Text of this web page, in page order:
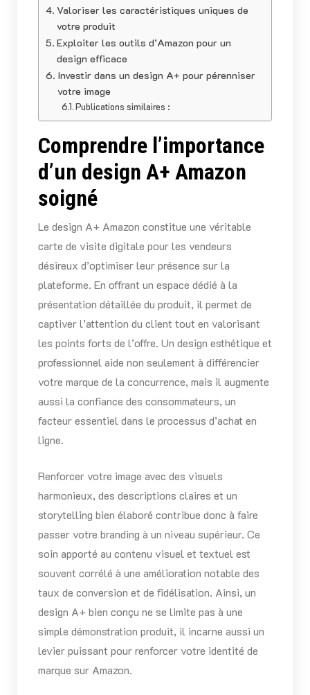
Valoriser les caractéristiques uniques de
votre produit
Exploiter les outils d’Amazon pour un
design efficace
Investir dans un design A+ pour pérenniser
votre image
Publications similaires :
Comprendre l’importance
d’un design A+ Amazon
soigné
Le design A+ Amazon constitue une véritable
carte de visite digitale pour les vendeurs
désireux d’optimiser leur présence sur la
plateforme. En offrant un espace dédié à la
présentation détaillée du produit, il permet de
captiver l’attention du client tout en valorisant
les points forts de l’offre. Un design esthétique et
professionnel aide non seulement à différencier
votre marque de la concurrence, mais il augmente
aussi la confiance des consommateurs, un
facteur essentiel dans le processus d’achat en
ligne.
Renforcer votre image avec des visuels
harmonieux, des descriptions claires et un
storytelling bien élaboré contribue donc à faire
passer votre branding à un niveau supérieur. Ce
soin apporté au contenu visuel et textuel est
souvent corrélé à une amélioration notable des
taux de conversion et de fidélisation. Ainsi, un
design A+ bien conçu ne se limite pas à une
simple démonstration produit, il incarne aussi un
levier puissant pour renforcer votre identité de
marque sur Amazon.